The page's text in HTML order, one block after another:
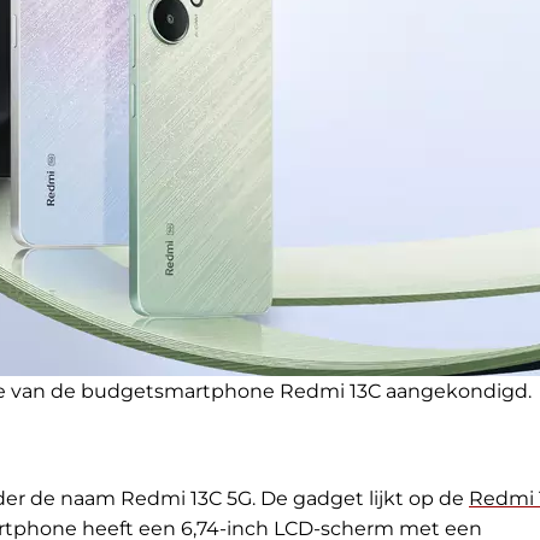
van de budgetsmartphone Redmi 13C aangekondigd.
de naam Redmi 13C 5G. De gadget lijkt op de Redmi
heeft een 6,74-inch LCD-scherm met een